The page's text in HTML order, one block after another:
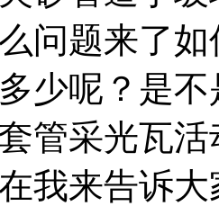
问题来了如
少呢？是不
管采光瓦
我来告诉大